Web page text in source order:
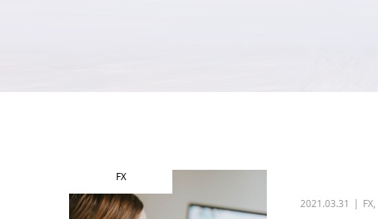
FX
2021.03.31 FX,